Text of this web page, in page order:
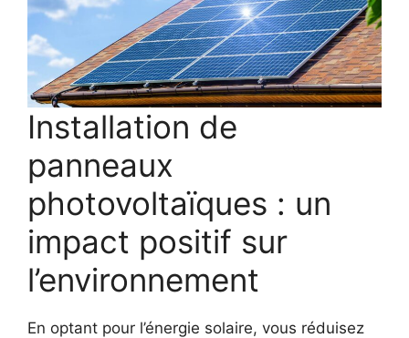
Installation de
panneaux
photovoltaïques : un
impact positif sur
l’environnement
En optant pour l’énergie solaire, vous réduisez